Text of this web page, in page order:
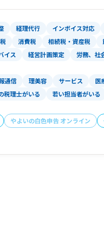
経理代行 インボイス対応
消費税 相続税・資産税
イス 経営計画策定 労務、社
通信 理美容 サービス 医
税理士がいる 若い担当者がいる
やよいの白色申告 オンライン